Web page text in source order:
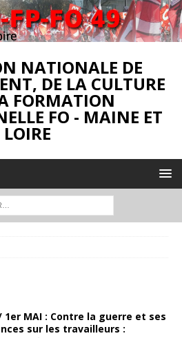
NATIONALE DE
DE LA CULTURE
FORMATION
FO - MAINE ET
LOIRE
/ 1er MAI : Contre la guerre et ses
sur les travailleurs :